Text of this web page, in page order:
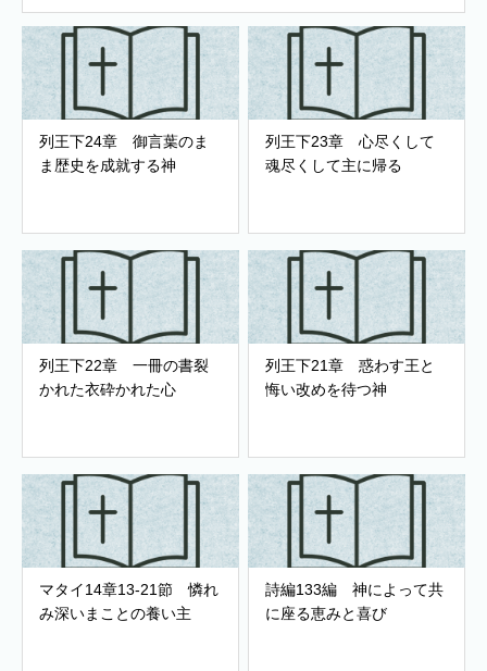
列王下24章 御言葉のま
ま歴史を成就する神
列王下23章 心尽くして
魂尽くして主に帰る
列王下22章 一冊の書裂
かれた衣砕かれた心
列王下21章 惑わす王と
悔い改めを待つ神
マタイ14章13-21節 憐れ
み深いまことの養い主
詩編133編 神によって共
に座る恵みと喜び